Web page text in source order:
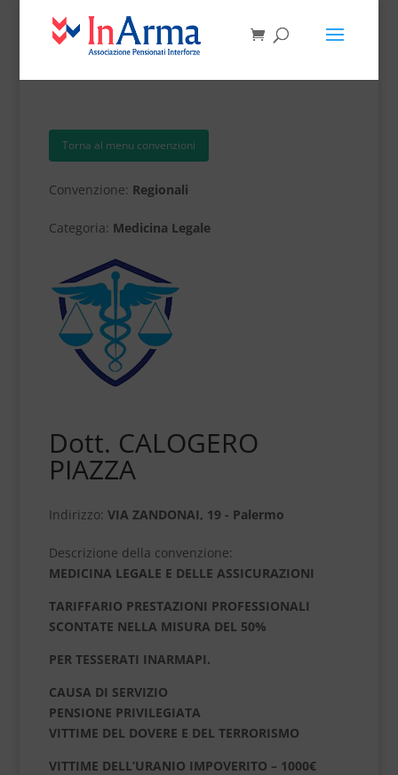
Torna al menu convenzioni
Convenzione: Regionali
Categoria: Medicina Legale
Dott. CALOGERO
PIAZZA
Indirizzo: VIA ZANDONAI, 19 - Palermo
Descrizione della convenzione:
MEDICINA LEGALE E DELLE ASSICURAZIONI
TARIFFARIO PRESTAZIONI PROFESSIONALI
SCONTATE NELLA MISURA DEL 50%
PER TESSERATI INARMAPI.
CAUSA DI SERVIZIO
PENSIONE PRIVILEGIATA
VITTIME DEL DOVERE E DEL TERRORISMO
VITTIME DELL’URANIO IMPOVERITO – 1000€